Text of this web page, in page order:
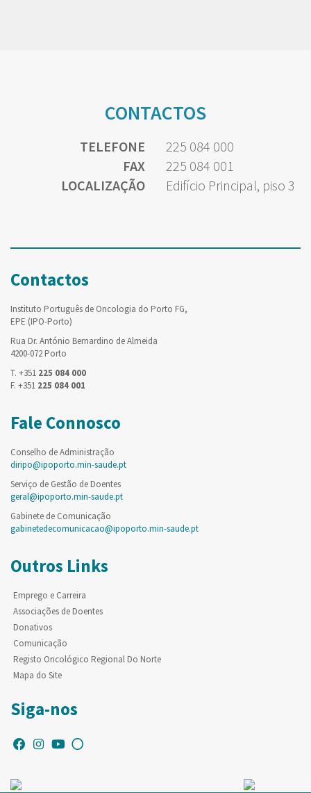
CONTACTOS
TELEFONE
225 084 000
FAX
225 084 001
LOCALIZAÇÃO
Edifício Principal, piso 3
Contactos
Instituto Português de Oncologia do Porto FG,
EPE (IPO-Porto)
Rua Dr. António Bernardino de Almeida
4200-072 Porto
T. +351 225 084 000
F. +351 225 084 001
Fale Connosco
Conselho de Administração
diripo@ipoporto.min-saude.pt
Serviço de Gestão de Doentes
geral@ipoporto.min-saude.pt
Gabinete de Comunicação
gabinetedecomunicacao@ipoporto.min-saude.pt
Outros Links
Emprego e Carreira
Associações de Doentes
Donativos
Comunicação
Registo Oncológico Regional Do Norte
Mapa do Site
Siga-nos